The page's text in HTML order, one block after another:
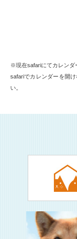
※現在safariにてカレンダ
safariでカレンダーを開
い。